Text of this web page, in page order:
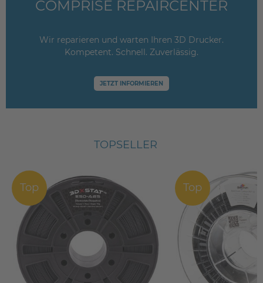
COMPRISE REPAIRCENTER
Wir reparieren und warten Ihren 3D Drucker.
Kompetent. Schnell. Zuverlässig.
JETZT INFORMIEREN
TOPSELLER
Top Top